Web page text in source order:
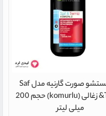
ژل شستشو صورت گارنیه مدل Saf
&Temiz زغالی (komurlu) حجم 200
میلی لیتر